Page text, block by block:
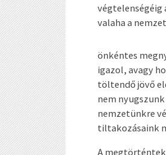
végtelenségéig
valaha a
önkéntes
igazol, avagy
töltendő jövő
nem
nemzetünkre
tiltakozásaink
A